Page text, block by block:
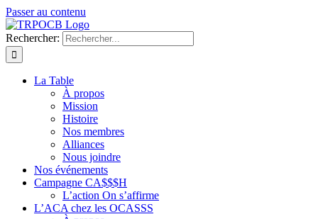
Passer au contenu
Rechercher:
La Table
À propos
Mission
Histoire
Nos membres
Alliances
Nous joindre
Nos événements
Campagne CA$$$H
L’action On s’affirme
L’ACA chez les OCASSS